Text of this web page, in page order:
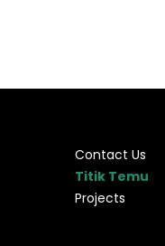
Contact Us
Titik Temu
Projects